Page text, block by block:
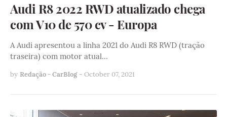
Audi R8 2022 RWD atualizado chega
com V10 de 570 cv - Europa
A Audi apresentou a linha 2021 do Audi R8 RWD (tração
traseira) com motor atual…
by Redação - CarBlog - October 07, 2021